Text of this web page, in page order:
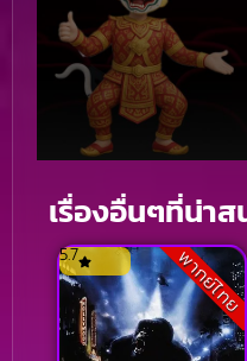
เรื่องอื่นๆที่น่าส
พากย์ไทย
5.7